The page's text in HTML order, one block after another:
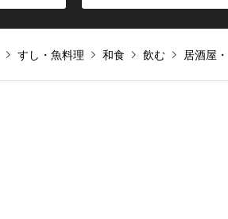
すし・魚料理 和食 飲む 居酒屋